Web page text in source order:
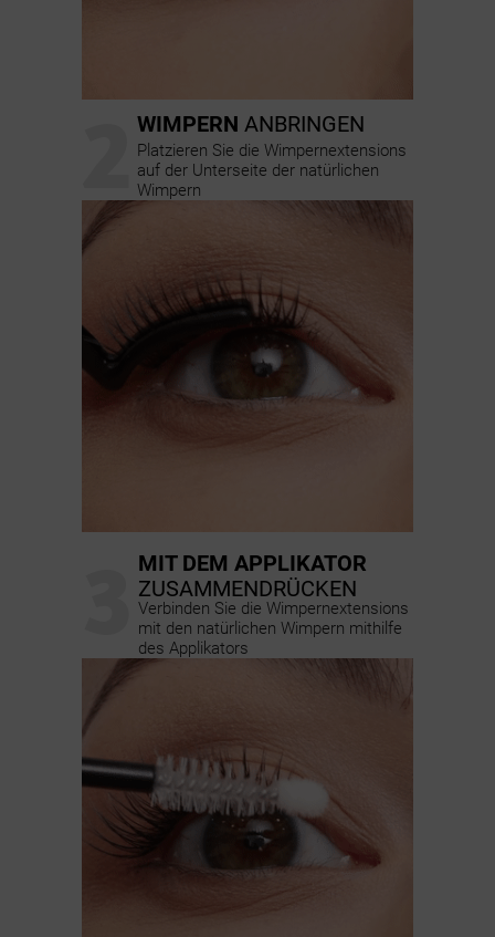
WIMPERN ANBRINGEN
Platzieren Sie die Wimpernextensions
auf der Unterseite der natürlichen
Wimpern
MIT DEM APPLIKATOR
ZUSAMMENDRÜCKEN
Verbinden Sie die Wimpernextensions
mit den natürlichen Wimpern mithilfe
des Applikators